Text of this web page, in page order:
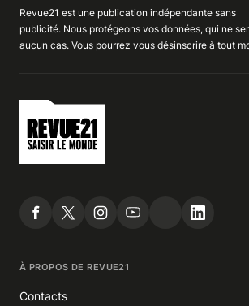
Revue21 est une publication indépendante sans
publicité. Nous protégeons vos données, qui ne
aucun cas. Vous pourrez vous désinscrire à tout
À PROPOS DE REVUE21
Contacts